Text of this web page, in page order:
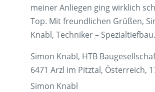
meiner Anliegen ging wirklich
Top. Mit freundlichen Grüßen,
Knabl, Techniker – Spezialtiefbau.
Simon Knabl, HTB
6471 Arzl im Pitztal, Österreich,
Simon Knabl